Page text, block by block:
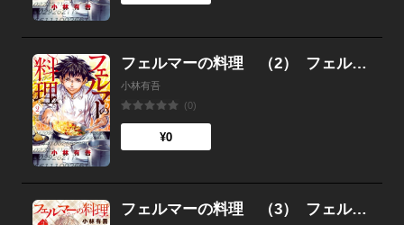
フェルマーの料理 （2） フェルマーの料理
小林有吾
(0)
¥0
フェルマーの料理 （3） フェルマーの料理